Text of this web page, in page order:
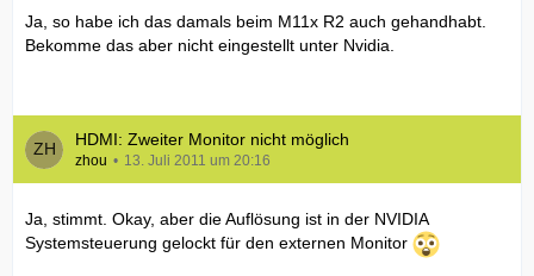
Ja, so habe ich das damals beim M11x R2 auch gehandhabt.
Bekomme das aber nicht eingestellt unter Nvidia.
HDMI: Zweiter Monitor nicht möglich
zhou 13. Juli 2011 um 20:16
Ja, stimmt. Okay, aber die Auflösung ist in der NVIDIA
Systemsteuerung gelockt für den externen Monitor